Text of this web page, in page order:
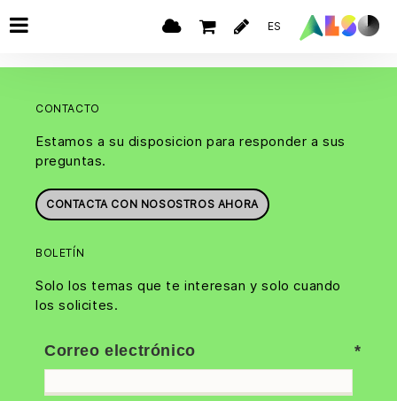
ES
CONTACTO
Estamos a su disposicion para responder a sus
preguntas.
CONTACTA CON NOSOSTROS AHORA
BOLETÍN
Solo los temas que te interesan y solo cuando
los solicites.
Correo electrónico